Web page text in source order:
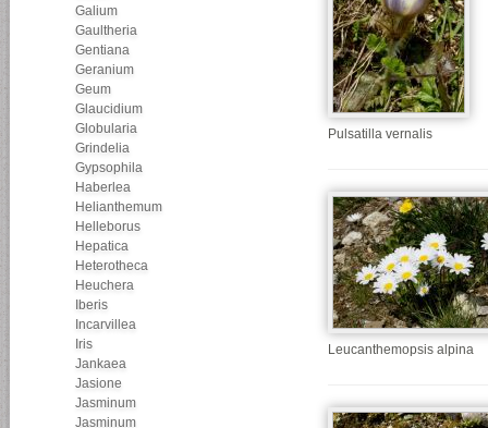
Galium
Gaultheria
Gentiana
Geranium
Geum
Glaucidium
Globularia
Grindelia
Gypsophila
Haberlea
Helianthemum
Helleborus
Hepatica
Heterotheca
Heuchera
Iberis
Incarvillea
Iris
Jankaea
Jasione
Jasminum
Jasminum
Pulsatilla vernalis
Leucanthemopsis alpina